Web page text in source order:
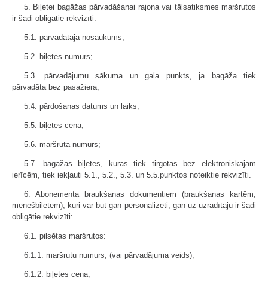
5. Biļetei bagāžas pārvadāšanai rajona vai tālsatiksmes maršrutos
ir šādi obligātie rekvizīti:
5.1. pārvadātāja nosaukums;
5.2. biļetes numurs;
5.3. pārvadājumu sākuma un gala punkts, ja bagāža tiek
pārvadāta bez pasažiera;
5.4. pārdošanas datums un laiks;
5.5. biļetes cena;
5.6. maršruta numurs;
5.7. bagāžas biļetēs, kuras tiek tirgotas bez elektroniskajām
ierīcēm, tiek iekļauti 5.1., 5.2., 5.3. un 5.5.punktos noteiktie rekvizīti.
6. Abonementa braukšanas dokumentiem (braukšanas kartēm,
mēnešbiļetēm), kuri var būt gan personalizēti, gan uz uzrādītāju ir šādi
obligātie rekvizīti:
6.1. pilsētas maršrutos:
6.1.1. maršrutu numurs, (vai pārvadājuma veids);
6.1.2. biļetes cena;